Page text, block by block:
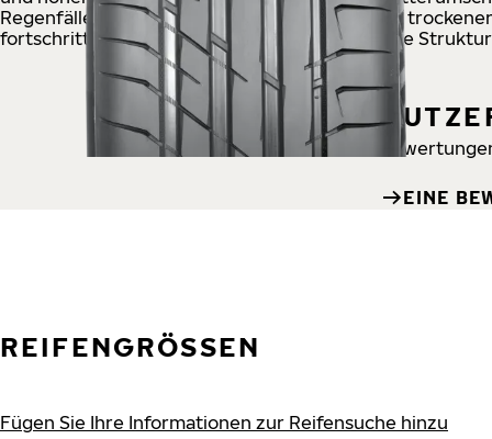
Regenfälle kombiniert er präzises Handling auf
fortschrittliche Gummimischung und verstärkte
Noch keine
EINE
REIFENGRÖSSEN
Fügen Sie Ihre Informationen zur Reifensuche hinzu